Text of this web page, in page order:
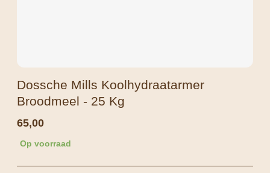
Dossche Mills Koolhydraatarmer
Broodmeel - 25 Kg
65,00
Op voorraad